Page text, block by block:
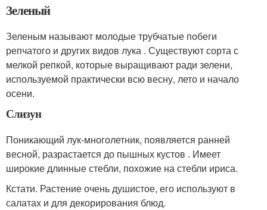
Зеленый
Зеленым называют молодые трубчатые побеги
репчатого и других видов лука . Существуют сорта с
мелкой репкой, которые выращивают ради зелени,
используемой практически всю весну, лето и начало
осени.
Слизун
Поникающий лук-многолетник, появляется ранней
весной, разрастается до пышных кустов . Имеет
широкие длинные стебли, похожие на стебли ириса.
Кстати. Растение очень душистое, его используют в
салатах и для декорирования блюд.